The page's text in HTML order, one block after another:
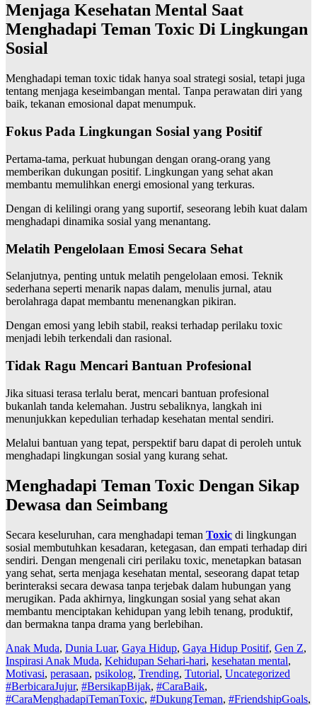
Menjaga Kesehatan Mental Saat
Menghadapi Teman Toxic Di Lingkungan
Sosial
Menghadapi teman toxic tidak hanya soal strategi sosial, tetapi juga
tentang menjaga keseimbangan mental. Tanpa perawatan diri yang
baik, tekanan emosional dapat menumpuk.
Fokus Pada Lingkungan Sosial yang Positif
Pertama-tama, perkuat hubungan dengan orang-orang yang
memberikan dukungan positif. Lingkungan yang sehat akan
membantu memulihkan energi emosional yang terkuras.
Dengan di kelilingi orang yang suportif, seseorang lebih kuat dalam
menghadapi dinamika sosial yang menantang.
Melatih Pengelolaan Emosi Secara Sehat
Selanjutnya, penting untuk melatih pengelolaan emosi. Teknik
sederhana seperti menarik napas dalam, menulis jurnal, atau
berolahraga dapat membantu menenangkan pikiran.
Dengan emosi yang lebih stabil, reaksi terhadap perilaku toxic
menjadi lebih terkendali dan rasional.
Tidak Ragu Mencari Bantuan Profesional
Jika situasi terasa terlalu berat, mencari bantuan profesional
bukanlah tanda kelemahan. Justru sebaliknya, langkah ini
menunjukkan kepedulian terhadap kesehatan mental sendiri.
Melalui bantuan yang tepat, perspektif baru dapat di peroleh untuk
menghadapi lingkungan sosial yang kurang sehat.
Menghadapi Teman Toxic Dengan Sikap
Dewasa dan Seimbang
Secara keseluruhan, cara menghadapi teman Toxic di lingkungan
sosial membutuhkan kesadaran, ketegasan, dan empati terhadap diri
sendiri. Dengan mengenali ciri perilaku toxic, menetapkan batasan
yang sehat, serta menjaga kesehatan mental, seseorang dapat tetap
berinteraksi secara dewasa tanpa terjebak dalam hubungan yang
merugikan. Pada akhirnya, lingkungan sosial yang sehat akan
membantu menciptakan kehidupan yang lebih tenang, produktif,
dan bermakna tanpa drama yang berlebihan.
Anak Muda, Dunia Luar, Gaya Hidup, Gaya Hidup Positif, Gen Z,
Inspirasi Anak Muda, Kehidupan Sehari-hari, kesehatan mental,
Motivasi, perasaan, psikolog, Trending, Tutorial, Uncategorized
#BerbicaraJujur, #BersikapBijak, #CaraBaik,
#CaraMenghadapiTemanToxic, #DukungTeman, #FriendshipGoals,